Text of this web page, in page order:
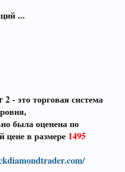
...
- это торговая система
была оценена по
цене в размере 1495